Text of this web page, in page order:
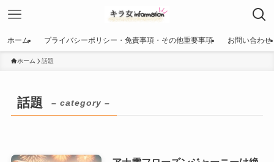
ホーム プライバシーポリシー・免責事項・その他重要事項 お問い合わせ
ホーム 話題
話題 – category –